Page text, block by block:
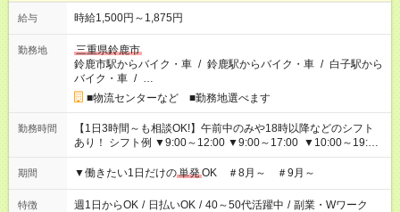
給与 時給1,500円～1,875円
勤務地
三重県鈴鹿市
鈴鹿市駅からバイク・車 / 鈴鹿駅からバイク・車 / 白子駅から
バイク・車 / …
■物流センターなど ■勤務地選べます
勤務時間
【1日3時間～も相談OK!】午前中のみや18時以降などのシフト
あり！ シフト例 ▼9:00～12:00 ▼9:00～17:00 ▼10:00～19:00
▼18:00～21:00
期間 ▼働きたい1日だけの単発OK ＃8月～ ＃9月～
特徴 週1日からOK / 日払いOK / 40～50代活躍中 / 副業・Wワーク